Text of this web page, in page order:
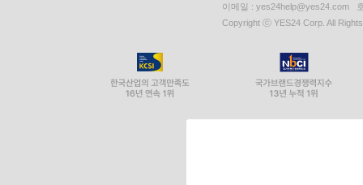
이메일 : yes24help@yes24.com
Copyright ⓒ YES24 Corp. All